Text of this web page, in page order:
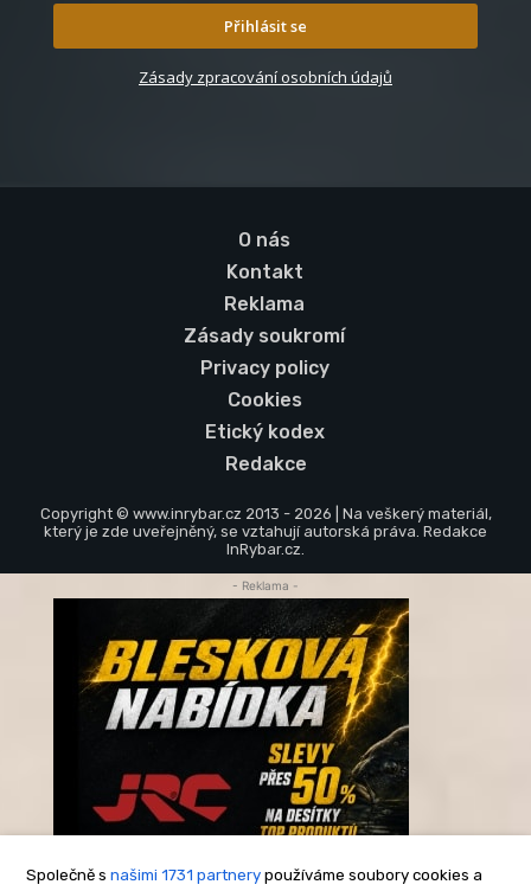
Přihlásit se
Zásady zpracování osobních údajů
O nás
Kontakt
Reklama
Zásady soukromí
Privacy policy
Cookies
Etický kodex
Redakce
Copyright © www.inrybar.cz 2013 - 2026 | Na veškerý materiál,
který je zde uveřejněný, se vztahují autorská práva. Redakce
InRybar.cz.
Společně s našimi 1731 partnery používáme soubory cookies a
- Reklama -